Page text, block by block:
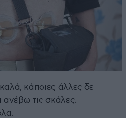
κάποιες άλλες δε
τις σκάλες.